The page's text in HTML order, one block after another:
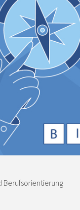
Berufs­orientierung